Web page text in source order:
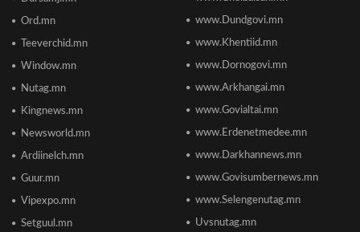
Монгол Улсын дэлхийд өрсөлдөх чадвар 75
улсаас 67-рт бичигджээ
ТӨВҮҮДИЙН БАЙРШИЛ
Ord.mn
Teeverchid.mn
Window.mn
Nutag.mn
Kingnews.mn
Newsworld.mn
Ardiinelch.mn
Guur.mn
Vipexpo.mn
Setguul.mn
www.Dundgovi.mn
www.Khentiid.mn
www.Dornogovi.mn
www.Arkhangai.mn
www.Govialtai.mn
www.Erdenetmedee.mn
www.Darkhannews.mn
www.Govisumbernews.mn
www.Selengenutag.mn
Uvsnutag.mn